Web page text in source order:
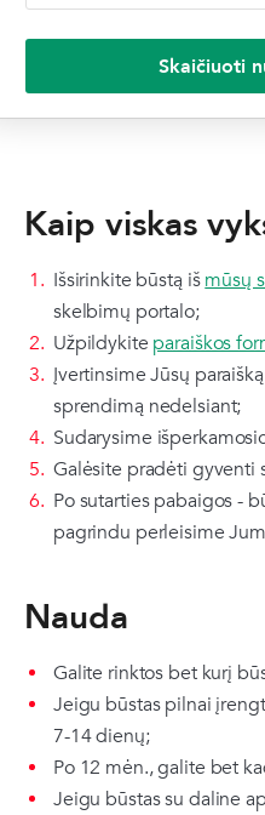
Kaip viskas
Išsirinkite būstą išmūsų
skelbimų portalo;
Užpildykite paraiškos
Įvertinsime Jūsų
sprendimą nedelsiant;
Sudarysime
Galėsite pradėti gyventi
Po sutarties pabaigos -
pagrindu perleisime
Nauda
Galite rinktos bet kurį
Jeigu būstas pilnai
7-14 dienų;
Po 12 mėn., galite bet
Jeigu būstas su daline
Skaičiuoti